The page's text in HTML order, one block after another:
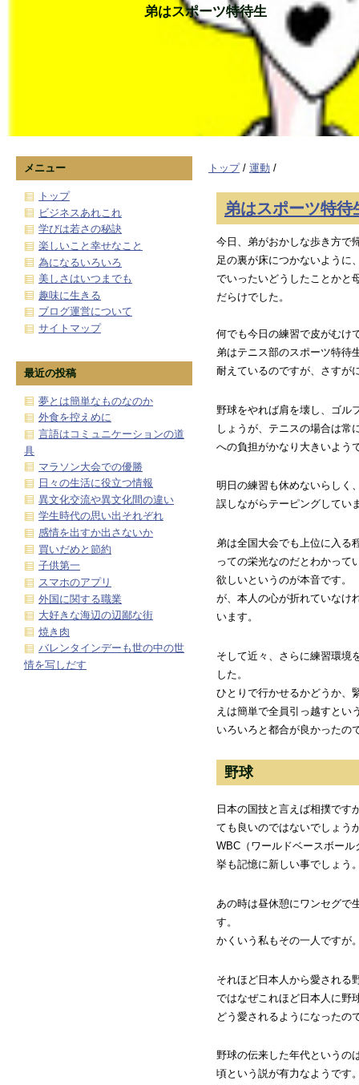
弟はスポーツ特待生
トップ/ 運動 /
弟はスポーツ特待
今日、弟がおかしな歩き方で
足の裏が床につかないように
でいったいどうしたことかと
だらけでした。
何でも今日の練習で皮がむけ
弟はテニス部のスポーツ特待
耐えているのですが、さすが
野球をやれば肩を壊し、ゴル
しょうが、テニスの場合は常
への負担がかなり大きいよう
明日の練習も休めないらしく
誤しながらテーピングしてい
弟は全国大会でも上位に入る
っての栄光なのだとわかって
欲しいというのが本音です。
が、本人の心が折れていなけ
います。
そして近々、さらに練習環境
した。
ひとりで行かせるかどうか、
えは簡単で全員引っ越すとい
いろいろと都合が良かったの
野球
日本の国技と言えば相撲です
ても良いのではないでしょう
WBC（ワールドベースボー
挙も記憶に新しい事でしょう
あの時は昼休憩にワンセグで
す。
かくいう私もその一人ですが
それほど日本人から愛される
ではなぜこれほど日本人に野
どう愛されるようになったの
野球の伝来した年代というの
頃という説が有力なようです
メニュー
トップ
ビジネスあれこれ
学びは若さの秘訣
楽しいこと幸せなこと
為になるいろいろ
美しさはいつまでも
趣味に生きる
ブログ運営について
サイトマップ
最近の投稿
夢とは簡単なものなのか
外食を控えめに
言語はコミュニケーションの道
具
マラソン大会での優勝
日々の生活に役立つ情報
異文化交流や異文化間の違い
学生時代の思い出それぞれ
感情を出すか出さないか
買いだめと節約
子供第一
スマホのアプリ
外国に関する職業
大好きな海辺の辺鄙な街
焼き肉
バレンタインデーも世の中の世
情を写しだす